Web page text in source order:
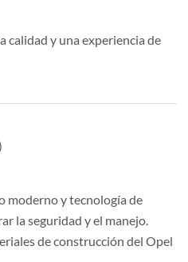
calidad y una experiencia de
moderno y tecnología de
la seguridad y el manejo.
de construcción del Opel